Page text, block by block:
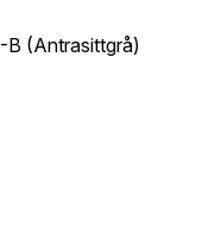
B (Antrasittgrå)